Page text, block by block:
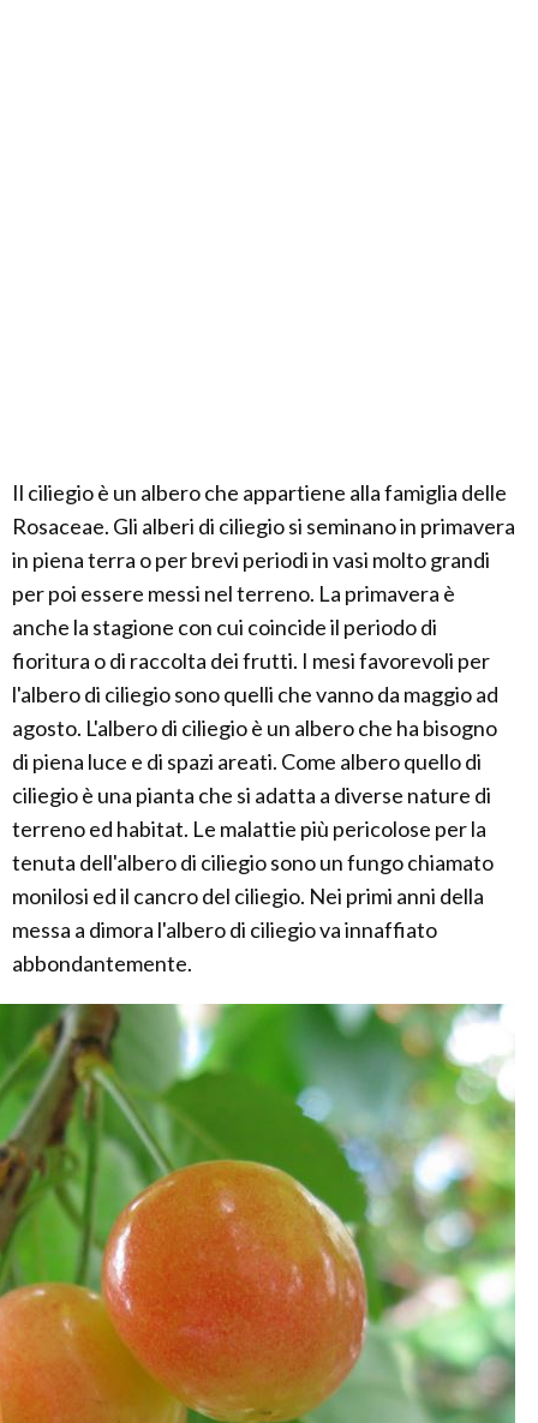
Il ciliegio è un albero che appartiene alla famiglia delle
Rosaceae. Gli alberi di ciliegio si seminano in primavera
in piena terra o per brevi periodi in vasi molto grandi
per poi essere messi nel terreno. La primavera è
anche la stagione con cui coincide il periodo di
fioritura o di raccolta dei frutti. I mesi favorevoli per
l'albero di ciliegio sono quelli che vanno da maggio ad
agosto. L'albero di ciliegio è un albero che ha bisogno
di piena luce e di spazi areati. Come albero quello di
ciliegio è una pianta che si adatta a diverse nature di
terreno ed habitat. Le malattie più pericolose per la
tenuta dell'albero di ciliegio sono un fungo chiamato
monilosi ed il cancro del ciliegio. Nei primi anni della
messa a dimora l'albero di ciliegio va innaffiato
abbondantemente.